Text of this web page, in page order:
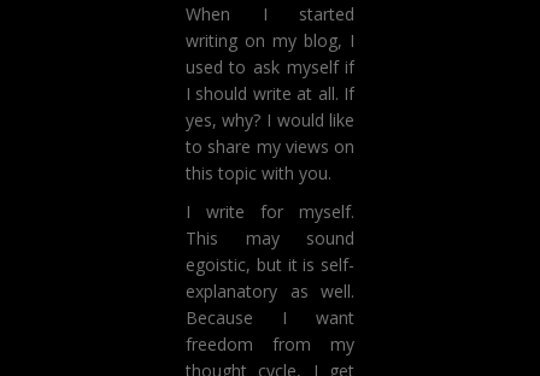
When I started
writing on my blog, I
used to ask myself if
I should write at all. If
yes, why? I would like
to share my views on
this topic with you.
I write for myself.
This may sound
egoistic, but it is self-
explanatory as well.
Because I want
freedom from my
thought cycle, I get